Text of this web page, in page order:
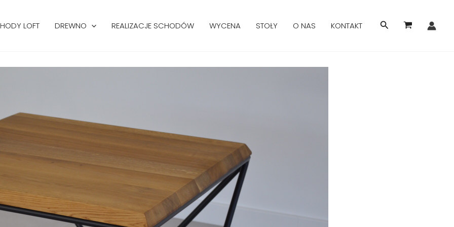
LOFT DREWNO REALIZACJE SCHODÓW WYCENA STOŁY O NAS KONTAKT Search